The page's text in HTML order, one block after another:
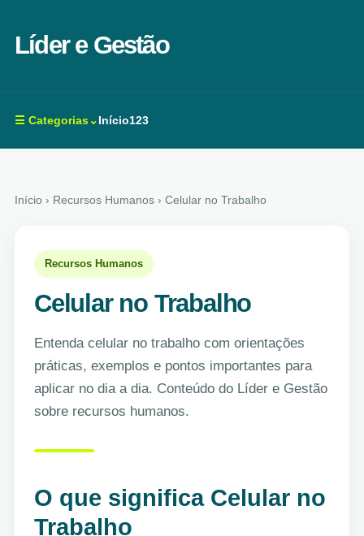
Líder e Gestão
☰ Categorias⌄Início123
Início › Recursos Humanos › Celular no Trabalho
Recursos Humanos
Celular no Trabalho
Entenda celular no trabalho com orientações
práticas, exemplos e pontos importantes para
aplicar no dia a dia. Conteúdo do Líder e Gestão
sobre recursos humanos.
O que significa Celular no
Trabalho